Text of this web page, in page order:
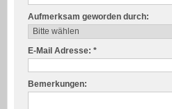
Aufmerksam geworden durch:
E-Mail Adresse: *
Bemerkungen: